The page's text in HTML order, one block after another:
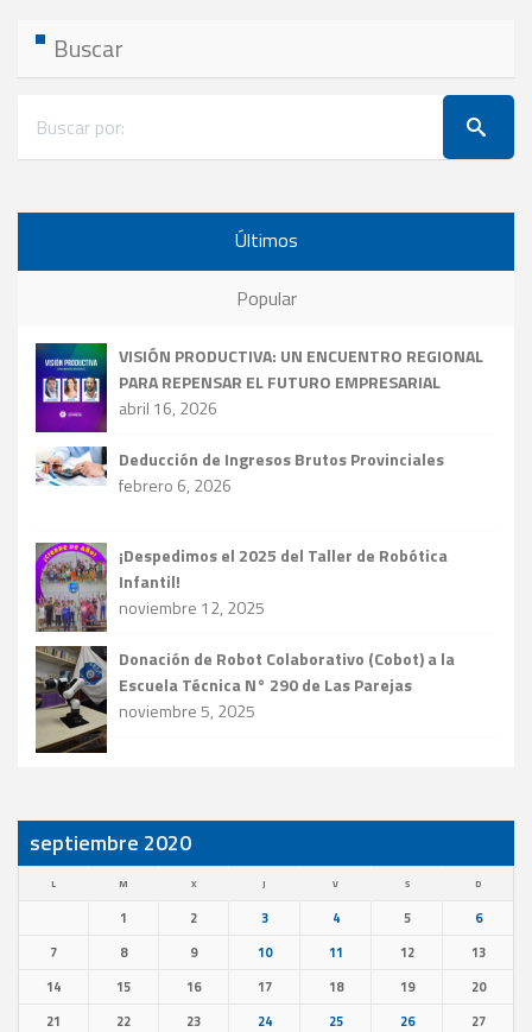
Buscar
Últimos
Popular
VISIÓN PRODUCTIVA: UN ENCUENTRO REGIONAL
PARA REPENSAR EL FUTURO EMPRESARIAL
abril 16, 2026
Deducción de Ingresos Brutos Provinciales
febrero 6, 2026
¡Despedimos el 2025 del Taller de Robótica
Infantil!
noviembre 12, 2025
Donación de Robot Colaborativo (Cobot) a la
Escuela Técnica N° 290 de Las Parejas
noviembre 5, 2025
septiembre 2020
L M X J V S D
1 2 3 4 5
6
7
8 9 10 11 12
13
14
15 16 17 18 19
20
21
22 23 24 25 26
27